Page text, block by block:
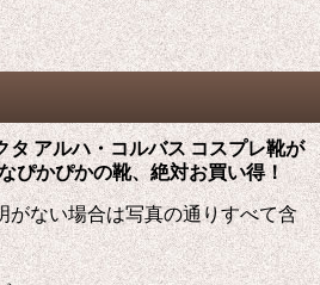
アルハ・コルバス コスプレ靴が
ぴかぴかの靴、絶対お買い得！
がない場合は写真の通りすべて含